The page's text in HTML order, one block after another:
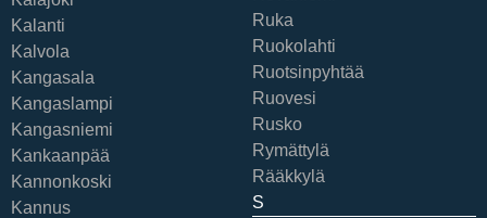
Kalanti
Kalvola
Kangasala
Kangaslampi
Kangasniemi
Kankaanpää
Kannonkoski
Kannus
Ruka
Ruokolahti
Ruotsinpyhtää
Ruovesi
Rusko
Rymättylä
Rääkkylä
S